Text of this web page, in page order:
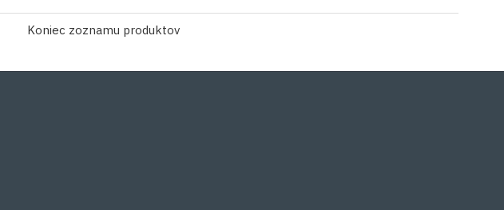
Koniec zoznamu produktov